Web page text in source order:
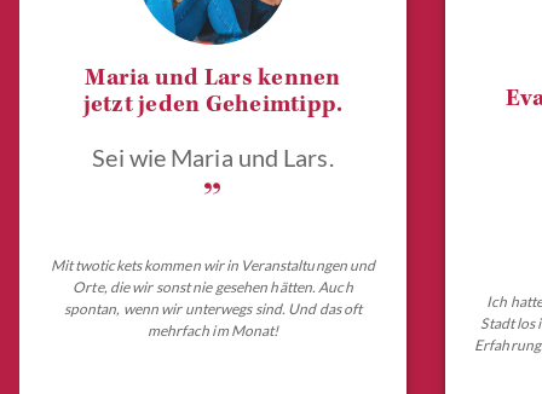
Maria und Lars kennen
jetzt jeden Geheimtipp.
Sei wie Maria und Lars.
„
Mit twotickets kommen wir in Veranstaltungen und
Orte, die wir sonst nie gesehen hätten. Auch
spontan, wenn wir unterwegs sind. Und das oft
mehrfach im Monat!
Ich
Stadt los